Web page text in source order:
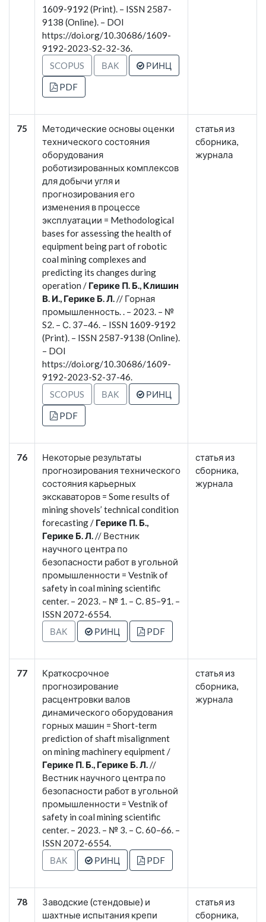
1609-9192 (Print). – ISSN 2587-
9138 (Online). – DOI
https://doi.org/10.30686/1609-
9192-2023-S2-32-36.
SCOPUS
ВАК
РИНЦ
PDF
75
Методические основы оценки
технического состояния
оборудования
роботизированных комплексов
для добычи угля и
прогнозирования его
изменения в процессе
эксплуатации = Methodological
bases for assessing the health of
equipment being part of robotic
coal mining complexes and
predicting its changes during
operation / Герике П. Б., Клишин
В. И., Герике Б. Л.// Горная
промышленность. . – 2023. – №
S2. – С. 37–46. – ISSN 1609-9192
(Print). – ISSN 2587-9138 (Online).
– DOI
https://doi.org/10.30686/1609-
9192-2023-S2-37-46.
SCOPUS
ВАК
РИНЦ
PDF
статья из
сборника,
журнала
76
Некоторые результаты
прогнозирования технического
состояния карьерных
экскаваторов = Some results of
mining shovels’ technical condition
forecasting / Герике П. Б.,
Герике Б. Л.// Вестник
научного центра по
безопасности работ в угольной
промышленности = Vestnik of
safety in coal mining scientific
center. – 2023. – № 1. – С. 85–91. –
ISSN 2072-6554.
ВАК
РИНЦ PDF
статья из
сборника,
журнала
77
Краткосрочное
прогнозирование
расцентровки валов
динамического оборудования
горных машин = Short-term
prediction of shaft misalignment
on mining machinery equipment /
Герике П. Б., Герике Б. Л.//
Вестник научного центра по
безопасности работ в угольной
промышленности = Vestnik of
safety in coal mining scientific
center. – 2023. – № 3. – С. 60–66. –
ISSN 2072-6554.
ВАК
РИНЦ PDF
статья из
сборника,
журнала
78
Заводские (стендовые) и
шахтные испытания крепи
статья из
сборника,